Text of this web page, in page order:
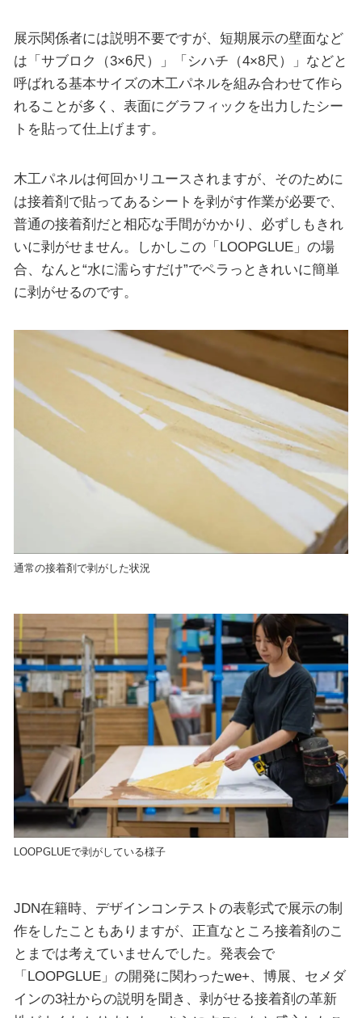
展示関係者には説明不要ですが、短期展示の壁面など
は「サブロク（3×6尺）」「シハチ（4×8尺）」などと
呼ばれる基本サイズの木工パネルを組み合わせて作ら
れることが多く、表面にグラフィックを出力したシー
トを貼って仕上げます。
木工パネルは何回かリユースされますが、そのために
は接着剤で貼ってあるシートを剥がす作業が必要で、
普通の接着剤だと相応な手間がかかり、必ずしもきれ
いに剥がせません。しかしこの「LOOPGLUE」の場
合、なんと“水に濡らすだけ”でペラっときれいに簡単
に剥がせるのです。
通常の接着剤で剥がした状況
LOOPGLUEで剥がしている様子
JDN在籍時、デザインコンテストの表彰式で展示の制
作をしたこともありますが、正直なところ接着剤のこ
とまでは考えていませんでした。発表会で
「LOOPGLUE」の開発に関わったwe+、博展、セメダ
インの3社からの説明を聞き、剥がせる接着剤の革新